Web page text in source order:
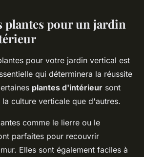
plantes pour un jardin
pour votre jardin vertical est
qui déterminera la réussite
plantes d'intérieur sont
la culture verticale que d'autres.
comme le lierre ou le
parfaites pour recouvrir
Elles sont également faciles à